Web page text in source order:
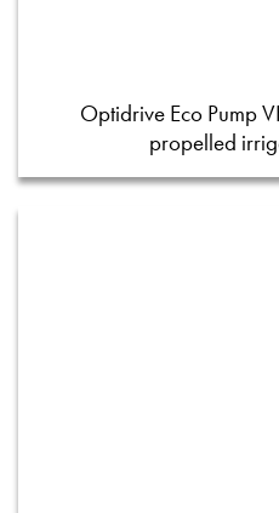
Optidrive Eco Pump
propelled